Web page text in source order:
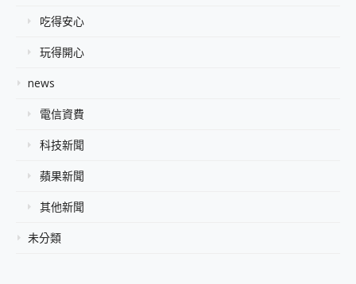
吃得安心
玩得開心
news
電信資費
科技新聞
蘋果新聞
其他新聞
未分類